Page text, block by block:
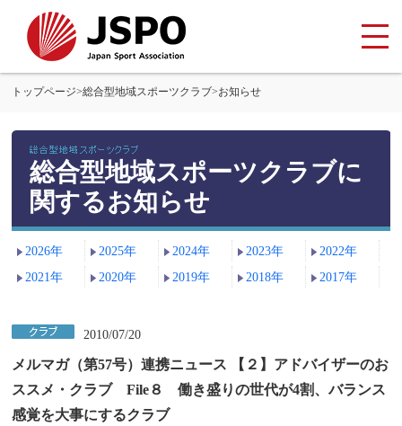
トップページ>総合型地域スポーツクラブ>お知らせ
総合型地域スポーツクラブに
関するお知らせ
2026年 2025年 2024年 2023年
2022年
2021年
2020年 2019年 2018年 2017年
2010/07/20
メルマガ（第57号）連携ニュース 【２】アドバイザーのお
ススメ・クラブ File８ 働き盛りの世代が4割、バランス
感覚を大事にするクラブ